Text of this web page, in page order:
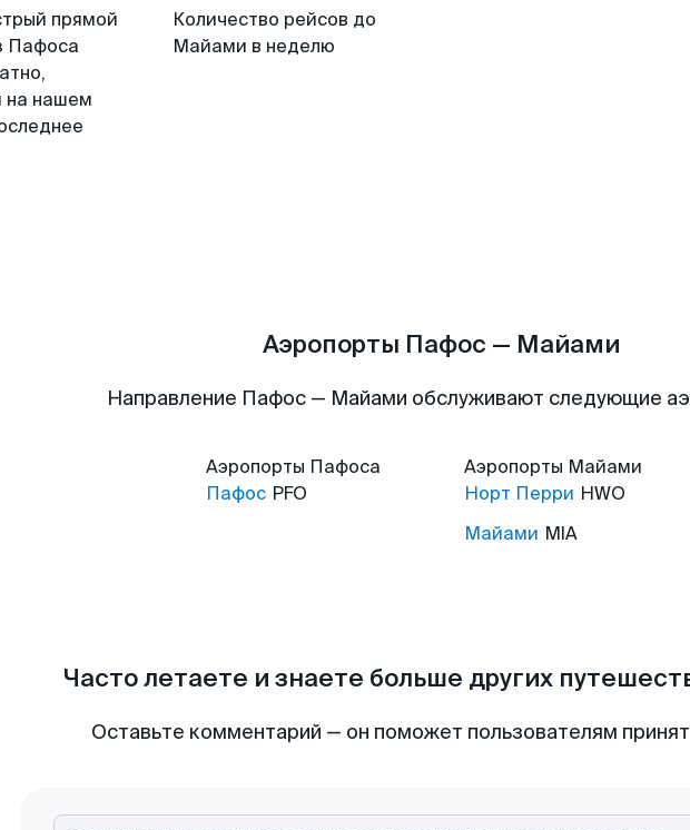
прямой
Пафоса
на нашем
Количество рейсов до
Майами в неделю
Аэропорты Пафос — Майами
Направление Пафос — Майами обслуживают следующие
Аэропорты Пафоса
Пафос PFO
Аэропорты Майами
Норт Перри HWO
Майами MIA
Часто летаете и знаете больше других
Оставьте комментарий — он поможет пользователям